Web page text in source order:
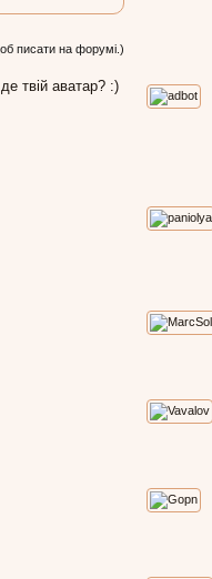
писати на форумі.)
твій аватар? :)